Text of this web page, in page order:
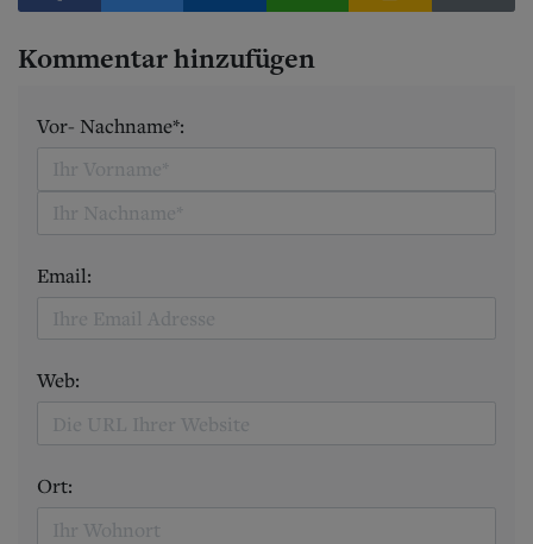
Kommentar hinzufügen
Vor- Nachname*:
Email:
Web:
Ort: